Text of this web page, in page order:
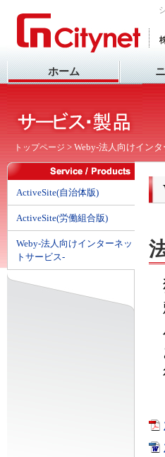
ホーム
トップページ> Weby-法人向けイン
ActiveSite(自治体版)
ActiveSite(労働組合版)
Weby-法人向けインターネッ
トサービス-